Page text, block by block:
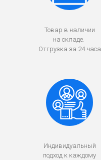
Товар в наличии
на складе.
Отгрузка за 24 часа
Индивидуальный
подход к каждому